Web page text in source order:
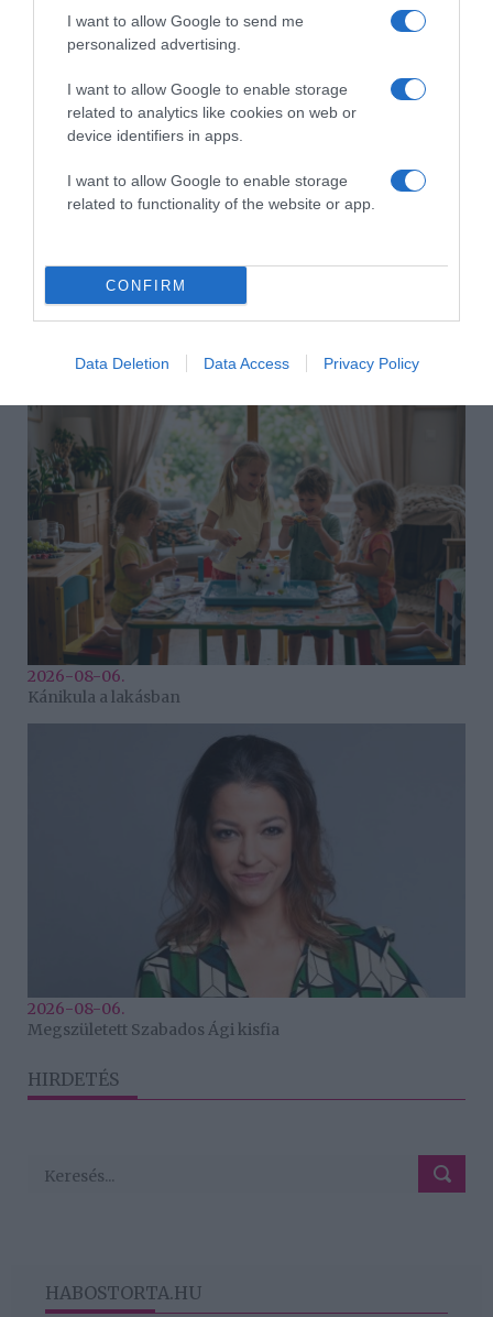
I want to allow Google to send me
personalized advertising.
I want to allow Google to enable storage
related to analytics like cookies on web or
device identifiers in apps.
I want to allow Google to enable storage
related to functionality of the website or app.
CONFIRM
Data Deletion Data Access Privacy Policy
2026-08-06.
3 ok, amiért egy idősebb nő fiatalabb férfit választ
Ahány ház, annyi hűsítő
2026-08-06.
Kánikula a lakásban
2026-08-06.
Megszületett Szabados Ági kisfia
HIRDETÉS
HABOSTORTA.HU